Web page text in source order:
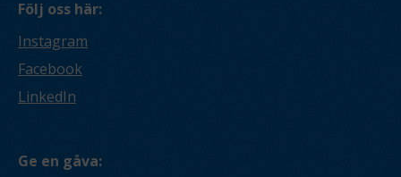
Följ oss här:
Instagram
Facebook
LinkedIn
Ge en gåva: